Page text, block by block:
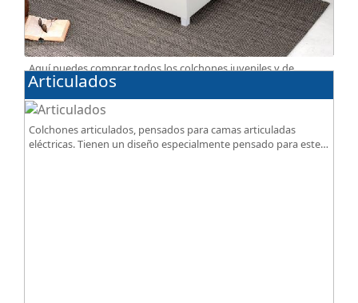
Aquí puedes comprar todos los colchones juveniles y de
espuma, disponibles en diferentes grados de firmeza,
excelente relación calidad-precio.
Articulados
Colchones articulados, pensados para camas articuladas
eléctricas. Tienen un diseño especialmente pensado para este